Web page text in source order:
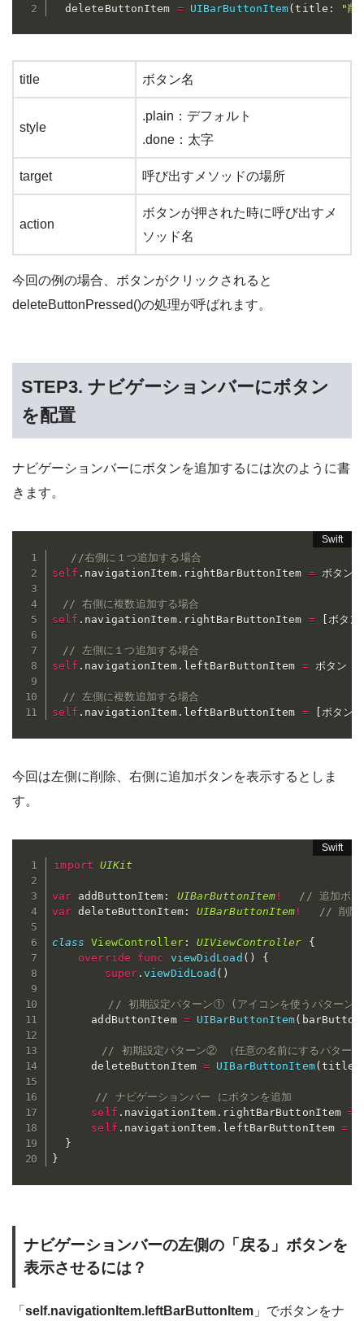
  deleteButtonItem
= UIBarButtonItem(title : "削
title ボタン名
style
.plain：デフォルト
.done：太字
target 呼び出すメソッドの場所
action
ボタンが押された時に呼び出すメ
ソッド名
今回の例の場合、ボタンがクリックされると
deleteButtonPressed()の処理が呼ばれます。
STEP3.ナビゲーションバーにボタン
を配置
ナビゲーションバーにボタンを追加するには次のように書
きます。
//右側に１つ追加する場合
self . navigationItem. rightBarButtonItem = ボタン
// 右側に複数追加する場合
self . navigationItem. rightBarButtonItem = ボタン
// 左側に１つ追加する場合
self . navigationItem. leftBarButtonItem = ボタン
// 左側に複数追加する場合
self . navigationItem. leftBarButtonItem = ボタンA
今回は左側に削除、右側に追加ボタンを表示するとしま
す。
import UIKit
var addButtonItem : UIBarButtonItem !
// 追加ボタ
var deleteButtonItem: UIBarButtonItem ! // 削除
class ViewController: UIViewController
{
override
func viewDidLoad ( )
{
super .viewDidLoad ( )
// 初期設定パターン① (アイコンを使うパターン)
      addButtonItem
= UIBarButtonItem(
// 初期設定パターン② （任意の名前にするパターン
      deleteButtonItem
= UIBarButtonItem( title
// ナビゲーションバー にボタンを追加
self . navigationItem . rightBarButtonItem =
self . navigationItem . leftBarButtonItem =
}
}
ナビゲーションバーの左側の「戻る」ボタンを
表示させるには？
「 self.navigationItem.leftBarButtonItem 」でボタンをナ